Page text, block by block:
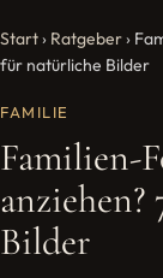
Start› Ratgeber›
für natürliche Bilder
FAMILIE
Familien-
Bilder